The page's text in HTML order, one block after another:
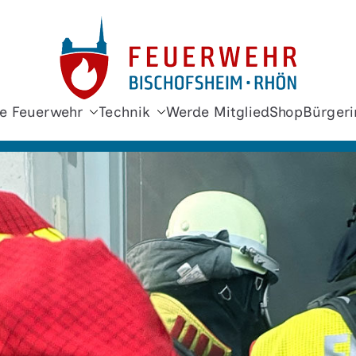
Feuerwehr Technik Werde MitgliedShop